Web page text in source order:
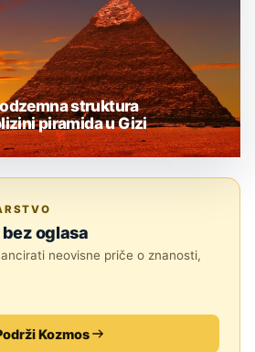
struktura
piramida u Gizi
oglasa
neovisne priče o znanosti,
Kozmos